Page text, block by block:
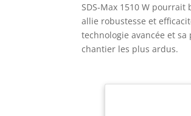
SDS-Max 1510 W
allie robustesse et
technologie avancée et
chantier les plus ardus.